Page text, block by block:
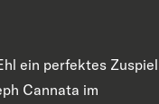
ein perfektes Zuspiel
Cannata im